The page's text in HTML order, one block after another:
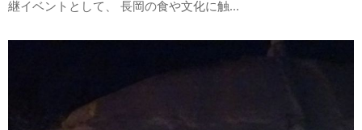
継イベントとして、 長岡の食や文化に触...